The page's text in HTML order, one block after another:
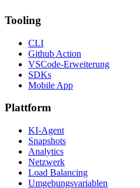
Tooling
CLI
Github Action
VSCode-Erweiterung
SDKs
Mobile App
Plattform
KI-Agent
Snapshots
Analytics
Netzwerk
Load Balancing
Umgebungsvariablen